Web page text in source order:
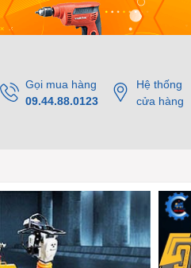
Gọi mua hàng
09.44.88.0123
Hệ thống
cửa hàng